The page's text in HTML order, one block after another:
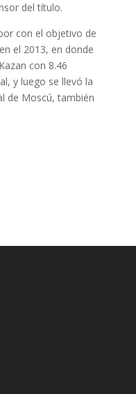
del título.
con el objetivo de
el 2013, en donde
con 8.46
y luego se llevó la
de Moscú, también